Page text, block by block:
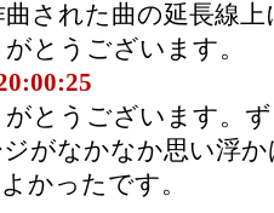
された曲の延長線
とうございます。
とうございます。
がなかなか思い浮
かったです。